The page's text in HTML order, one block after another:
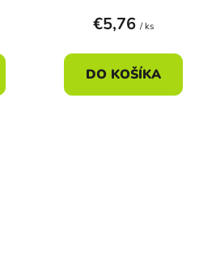
€5,76 / ks
DO KOŠÍKA